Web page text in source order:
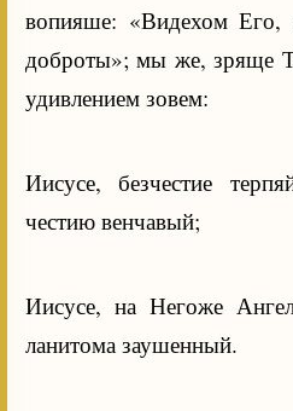
вопияше: «Видехом
доброты»; мы же, зряще
удивлением зовем:
Иисусе, безчестие
честию венчавый;
Иисусе, на Негоже
ланитома заушенный.